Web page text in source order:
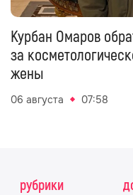
Курбан Омаров
за
жены
06 августа 07:58
рубрики